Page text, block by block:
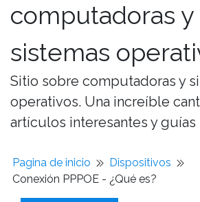
computadoras y
sistemas
Sitio sobre computadoras y
operativos. Una increíble
artículos interesantes y
Pagina de inicio
Dispositivos
Conexión PPPOE - ¿Qué es?